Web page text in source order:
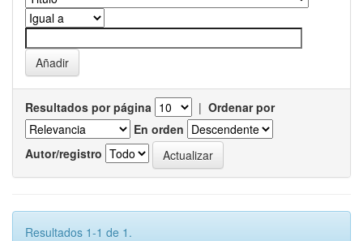
Resultados por página | Ordenar por
En orden
Autor/registro
Resultados 1-1 de 1.